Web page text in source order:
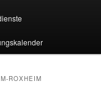
ROXHEIM